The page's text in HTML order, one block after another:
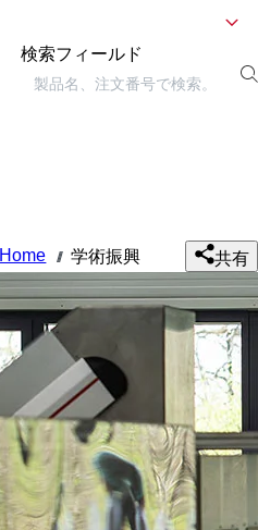
検索フィールド
Home /// 学術振興 共有